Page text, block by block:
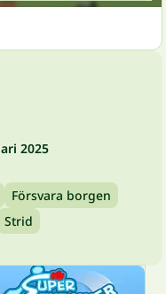
2025
Försvara borgen
Strid